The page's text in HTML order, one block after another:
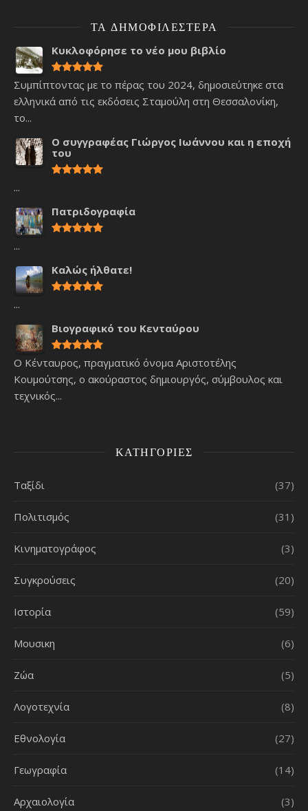
ΤΑ ΔΗΜΟΦΙΛΈΣΤΕΡΑ
Κυκλοφόρησε το νέο μου βιβλίο
Συμπίπτοντας με το πέρας του 2024, δημοσιεύτηκε στα
ελληνικά από τις εκδόσεις Σταμούλη στη Θεσσαλονίκη,
το...
Ο συγγραφέας Γιώργος Ιωάννου και η εποχή
του
...
Πατριδογραφία
...
Καλώς ήλθατε!
...
Βιογραφικό του Κενταύρου
Ο Κένταυρος, πραγματικό όνομα Αριστοτέλης
Κουμούτσης, ο ακούραστος δημιουργός, σύμβουλος και
τεχνικός...
ΚΑΤΗΓΟΡΊΕΣ
Ταξίδι (37)
Πολιτισμός (31)
Κινηματογράφος (3)
Συγκρούσεις (20)
Ιστορία (59)
Μουσικη (6)
Ζώα (5)
Λογοτεχνία (8)
Εθνολογία (27)
Γεωγραφία (14)
Αρχαιολογία (3)